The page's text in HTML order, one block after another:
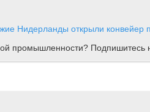
Нидерланды открыли конвейер
промышленности? Подпишитесь